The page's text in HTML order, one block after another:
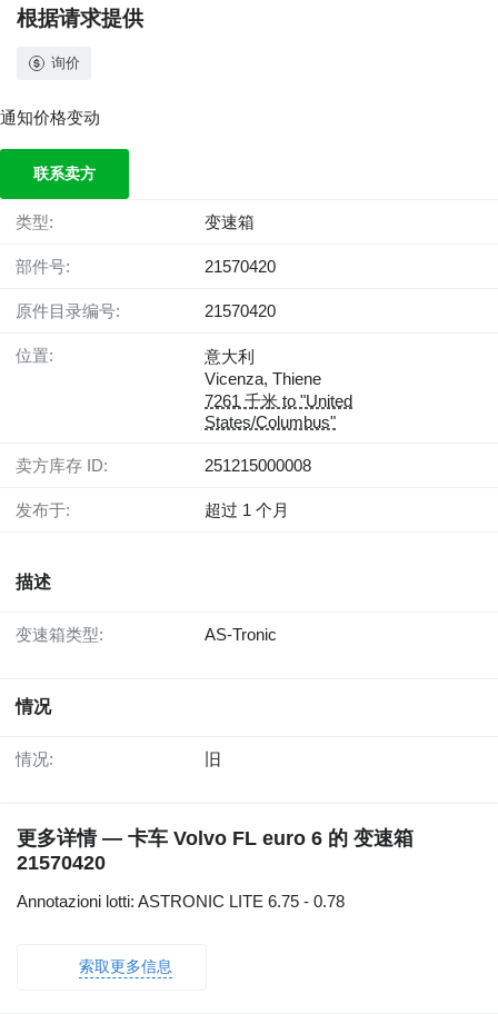
根据请求提供
询价
通知价格变动
联系卖方
类型: 变速箱
部件号: 21570420
原件目录编号: 21570420
位置:
意大利
Vicenza, Thiene
7261 千米 to "United
States/Columbus"
卖方库存 ID: 251215000008
发布于: 超过 1 个月
描述
变速箱类型: AS-Tronic
情况
情况: 旧
更多详情 — 卡车 Volvo FL euro 6 的 变速箱
21570420
Annotazioni lotti: ASTRONIC LITE 6.75 - 0.78
索取更多信息